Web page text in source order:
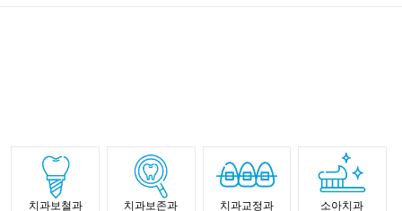
치과보철과 치과보존과 치과교정과 소아치과